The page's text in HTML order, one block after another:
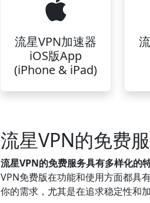
流星VPN加速器
iOS版App
(iPhone & iPad)
流星VPN的免费
流星VPN的免费服务具有多样化的
VPN免费版在功能和使用方面都具
你的需求，尤其是在追求稳定性和加